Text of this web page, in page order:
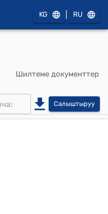
KG RU
Шилтеме документтер
Салыштыруу